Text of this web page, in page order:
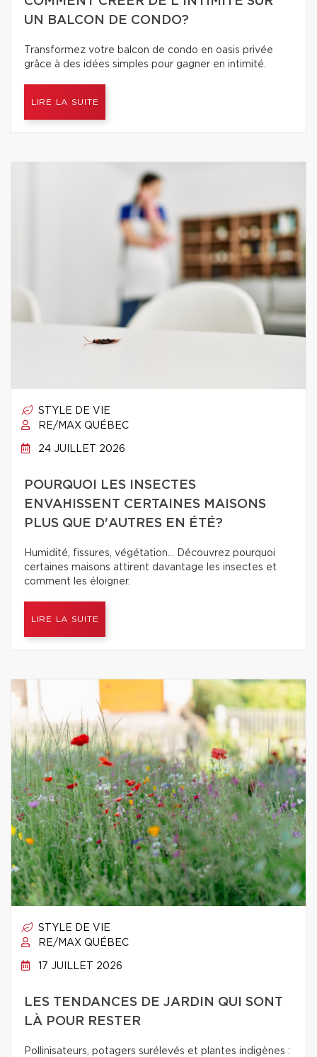
UN BALCON DE CONDO?
Transformez votre balcon de condo en oasis privée
grâce à des idées simples pour gagner en intimité.
LIRE LA SUITE
STYLE DE VIE
RE/MAX QUÉBEC
24 JUILLET 2026
POURQUOI LES INSECTES
ENVAHISSENT CERTAINES MAISONS
PLUS QUE D'AUTRES EN ÉTÉ?
Humidité, fissures, végétation… Découvrez pourquoi
certaines maisons attirent davantage les insectes et
comment les éloigner.
LIRE LA SUITE
STYLE DE VIE
RE/MAX QUÉBEC
17 JUILLET 2026
LES TENDANCES DE JARDIN QUI SONT
LÀ POUR RESTER
Pollinisateurs, potagers surélevés et plantes indigènes :